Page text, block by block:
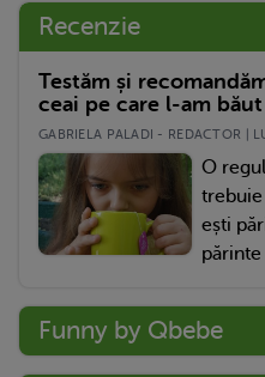
Recenzie
Testăm și
ceai pe care l-am
GABRIELA PALADI - REDACTOR |
O
trebuie
ești
părinte
Funny by Qbebe